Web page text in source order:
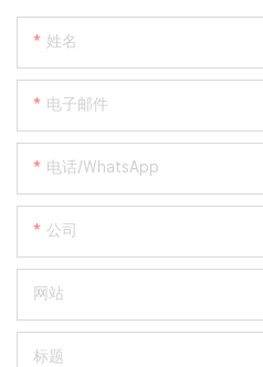
姓名
电子邮件
电话/WhatsApp
公司
网站
标题